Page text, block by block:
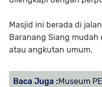
Masjid ini berada di
Baranang Siang mudah
atau angkutan umum.
Baca Juga :Museum